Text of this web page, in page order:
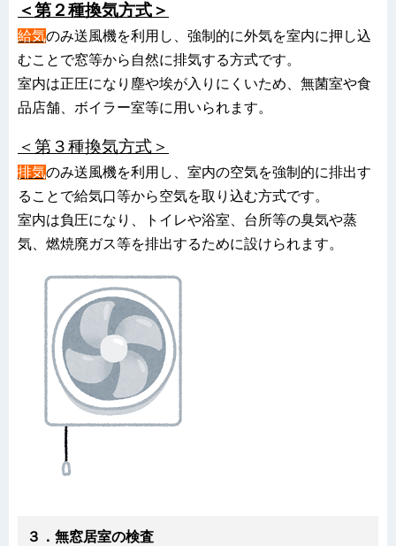
＜第２種換気方式＞
給気のみ送風機を利用し、強制的に外気を室内に押し込
むことで窓等から自然に排気する方式です。
室内は正圧になり塵や埃が入りにくいため、無菌室や食
品店舗、ボイラー室等に用いられます。
＜第３種換気方式＞
排気のみ送風機を利用し、室内の空気を強制的に排出す
ることで給気口等から空気を取り込む方式です。
室内は負圧になり、トイレや浴室、台所等の臭気や蒸
気、燃焼廃ガス等を排出するために設けられます。
３．無窓居室の検査